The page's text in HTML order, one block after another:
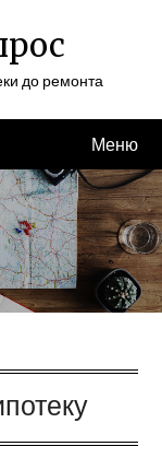
до ремонта
Меню